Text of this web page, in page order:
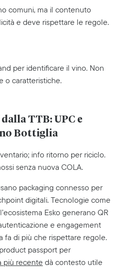
comuni, ma il contenuto
e deve rispettare le regole.
per identificare il vino. Non
o caratteristiche.
TTB: UPC e
Bottiglia
info ritorno per riciclo.
senza nuova COLA.
packaging connesso per
digitali. Tecnologie come
Esko generano QR
e engagement
fa di più che rispettare regole.
passport per
più recente dà contesto utile